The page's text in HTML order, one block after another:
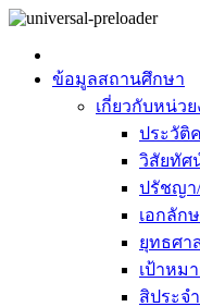
ข้อมูลสถานศึกษา
เกี่ยวกับหน่ว
ประวัติ
วิสัยทัศ
ปรัชญ
เอกลั
ยุทธศา
เป้าหม
สิประจ